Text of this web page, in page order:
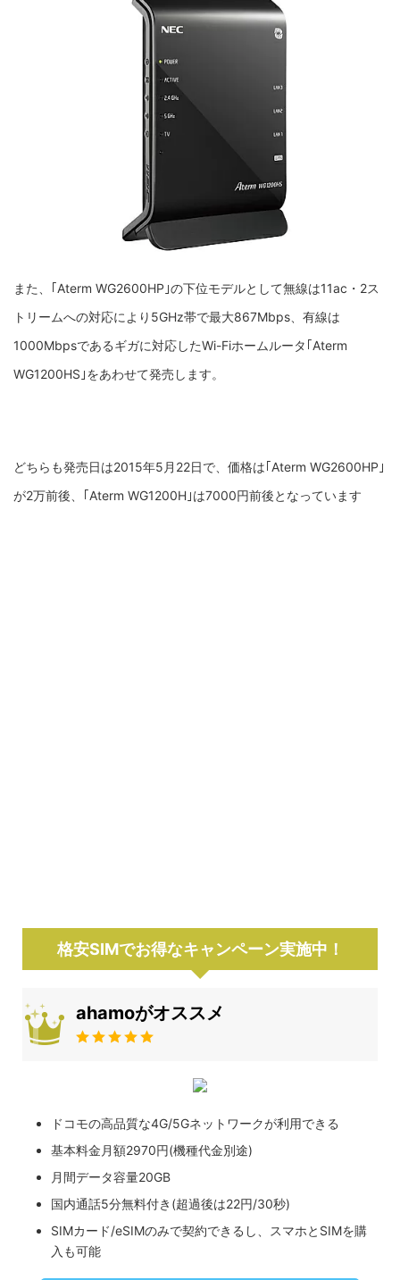
また、｢Aterm WG2600HP｣の下位モデルとして無線は11ac・2ス
トリームへの対応により5GHz帯で最大867Mbps、有線は
1000Mbpsであるギガに対応したWi-Fiホームルータ｢Aterm
WG1200HS｣をあわせて発売します。
どちらも発売日は2015年5月22日で、価格は｢Aterm WG2600HP｣
が2万前後、｢Aterm WG1200H｣は7000円前後となっています
格安SIMでお得なキャンペーン実施中！
ahamoがオススメ
ドコモの高品質な4G/5Gネットワークが利用できる
基本料金月額2970円(機種代金別途)
月間データ容量20GB
国内通話5分無料付き(超過後は22円/30秒)
SIMカード/eSIMのみで契約できるし、スマホとSIMを購
入も可能